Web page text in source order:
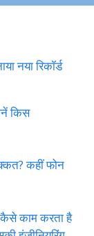
नया रिकॉर्ड
किस
कहीं फोन
काम करता है